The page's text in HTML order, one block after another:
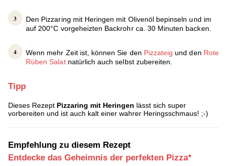
Den Pizzaring mit Heringen mit Olivenöl bepinseln und im
auf 200°C vorgeheizten Backrohr ca. 30 Minuten backen.
Wenn mehr Zeit ist, können Sie den Pizzateig und den Rote
Rüben Salatnatürlich auch selbst zubereiten.
Tipp
Dieses Rezept Pizzaring mit Heringen lässt sich super
vorbereiten und ist auch kalt einer wahrer Heringsschmaus! ;-)
Empfehlung zu diesem Rezept
Entdecke das Geheimnis der perfekten Pizza*